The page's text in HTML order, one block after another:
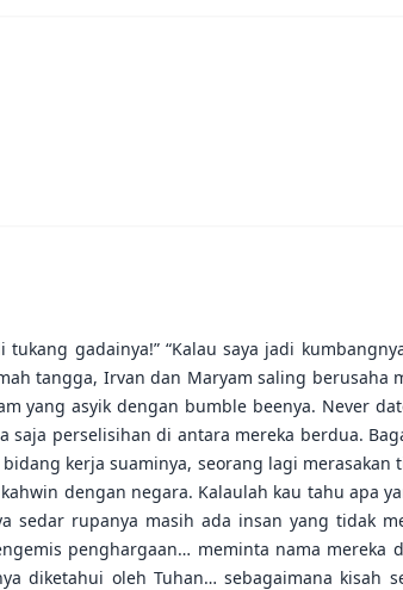
gadainya!” “Kalau saya jadi
tangga, Irvan dan Maryam saling berusaha
yang asyik dengan bumble beenya. Never
saja perselisihan di antara mereka berdua.
kerja suaminya, seorang lagi merasakan
dengan negara. Kalaulah kau tahu apa
sedar rupanya masih ada insan yang tidak
penghargaan… meminta nama mereka
diketahui oleh Tuhan… sebagaimana kisah